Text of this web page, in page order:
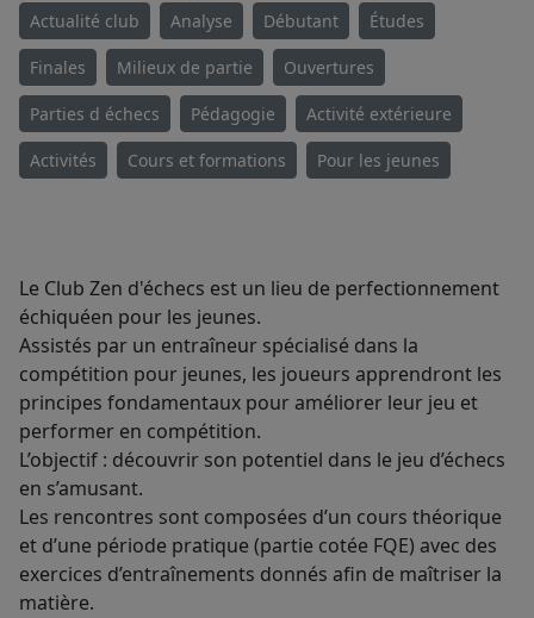
Actualité club Analyse Débutant Études
Finales Milieux de partie Ouvertures
Parties d échecs Pédagogie Activité extérieure
Activités Cours et formations Pour les jeunes
Le Club Zen d'échecs est un lieu de perfectionnement
échiquéen pour les jeunes.
Assistés par un entraîneur spécialisé dans la
compétition pour jeunes, les joueurs apprendront les
principes fondamentaux pour améliorer leur jeu et
performer en compétition.
L’objectif : découvrir son potentiel dans le jeu d’échecs
en s’amusant.
Les rencontres sont composées d’un cours théorique
et d’une période pratique (partie cotée FQE) avec des
exercices d’entraînements donnés afin de maîtriser la
matière.